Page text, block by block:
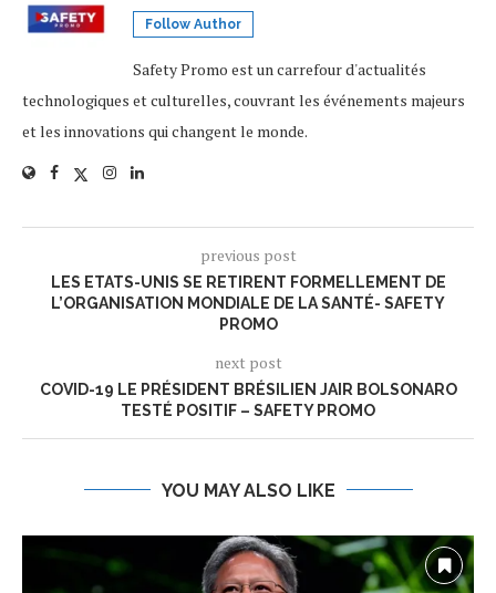
Follow Author
Safety Promo est un carrefour d'actualités
technologiques et culturelles, couvrant les événements majeurs
et les innovations qui changent le monde.
previous post
LES ETATS-UNIS SE RETIRENT FORMELLEMENT DE
L’ORGANISATION MONDIALE DE LA SANTÉ- SAFETY
PROMO
next post
COVID-19 LE PRÉSIDENT BRÉSILIEN JAIR BOLSONARO
TESTÉ POSITIF – SAFETY PROMO
YOU MAY ALSO LIKE